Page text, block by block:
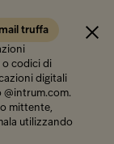
truffa
o codici di
digitali
mittente,
utilizzando